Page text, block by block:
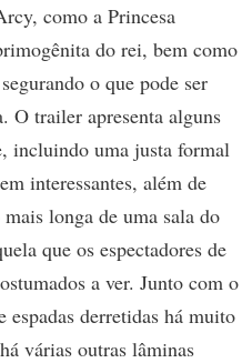
como a Princesa
do rei, bem como
o que pode ser
O trailer apresenta alguns
incluindo uma justa formal
interessantes, além de
longa de uma sala do
que os espectadores de
a ver. Junto com o
derretidas há muito
várias outras lâminas